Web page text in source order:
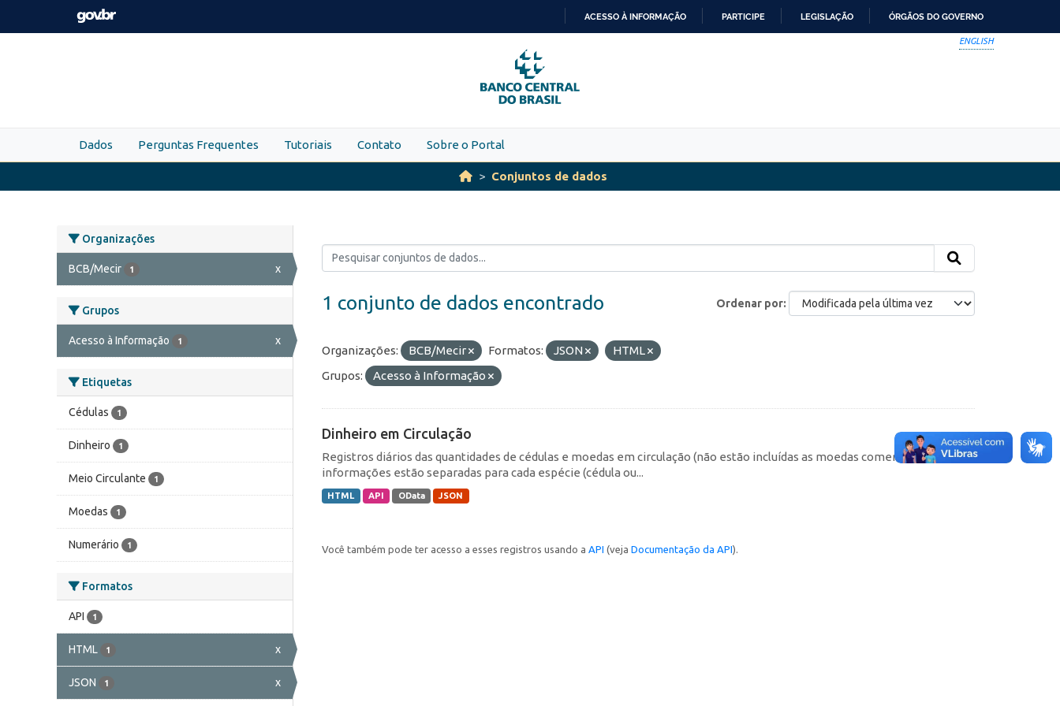
Skip to main content
PARA
O
CONTEÚDO
ACESSO À INFORMAÇÃO PARTICIPE LEGISLAÇÃO ÓRGÃOS DO GOVERNO
ENGLISH
Dados Perguntas Frequentes Tutoriais Contato Sobre o Portal
Conjuntos de dados
Organizações
BCB/Mecir 1 x
Grupos
Acesso à Informação 1 x
Etiquetas
Cédulas 1
Dinheiro 1
Meio Circulante 1
Moedas 1
Numerário 1
Formatos
API 1
HTML 1 x
JSON 1 x
Ordenar por
1 conjunto de dados encontrado
Organizações: BCB/Mecir Formatos: JSON
HTML
Grupos:
Acesso à Informação
Dinheiro em Circulação
Registros diários das quantidades de cédulas e moedas em circulação (não estão incluídas as moedas comemorativas). As
informações estão separadas para cada espécie (cédula ou...
HTML API OData JSON
Você também pode ter acesso a esses registros usando a API (veja Documentação da API).